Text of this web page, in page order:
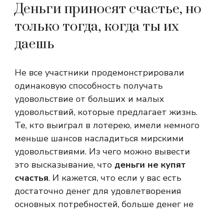
Деньги приносят счастье, но
только тогда, когда ты их
даешь
Не все участники продемонстрировали
одинаковую способность получать
удовольствие от больших и малых
удовольствий, которые предлагает жизнь.
Те, кто выиграл в лотерею, имели немного
меньше шансов насладиться мирскими
удовольствиями. Из чего можно вывести
это высказывание, что деньги не купят
счастья. И кажется, что если у вас есть
достаточно денег для удовлетворения
основных потребностей, больше денег не